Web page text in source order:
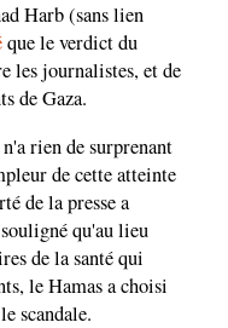
Harb (sans lien
que le verdict du
les journalistes, et de
de Gaza.
rien de surprenant
de cette atteinte
de la presse a
qu'au lieu
de la santé qui
le Hamas a choisi
scandale.